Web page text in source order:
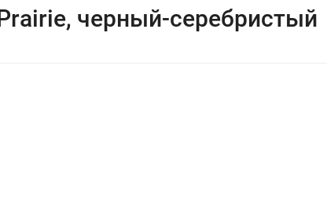
черный-серебристый